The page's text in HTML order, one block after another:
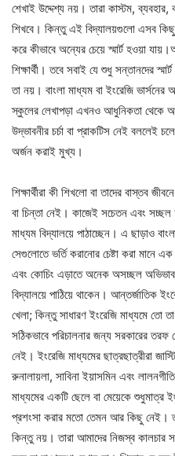
শেখাই উদ্দেশ্য নয়। তারা কাস্টম,
শিখবে। কিন্তু এই বিদ্যালয়গুলো এসব
করে কীভাবে অন্যের চেয়ে স্মার্ট হওয়া
শিক্ষার্থী। তবে সবাই যে শুধু সন্তানদের
তা নয়। বাংলা মাধ্যম বা ইংরেজি
স্কুলের লেখাপড়া এখনও আধুনিকতা থেকে
উদ্ভাবনীর চর্চা বা প্রাকটিস নেই বললেই
অর্জন করাই মুখ্য।
শিক্ষার্থীরা কী শিখলো বা তাদের বাস্তব
বা চিন্তা নেই। কাজেই সচেতন এবং সচ্ছল
মাধ্যম বিদ্যালয়ে পাঠাচ্ছেন। এ ছাড়াও
সেগুলোতে ভর্তি করানোর চেষ্টা করা মানে
এবং কোচিং এড়াতে অনেক অসচ্ছল
বিদ্যালয়ে পাঠিয়ে থাকেন। আন্তর্জাতিক
খেলা; কিন্তু সাধারণ ইংরেজি মাধ্যমে তো
সঠিকভাবে পরিচালনার জন্য সরকারের তরফ
নেই। ইংরেজি মাধ্যমের ছাত্রছাত্রীরা
রুনালায়লা, সাবিনা ইয়াসমিন এবং
মাধ্যমের একটি ছেলে বা মেয়েকে শুধুমাত্র
প্রশংসা করার মতো তেমন আর কিছু নেই।
কিন্তু নয়। তারা আমাদের নিজস্ব কালচার